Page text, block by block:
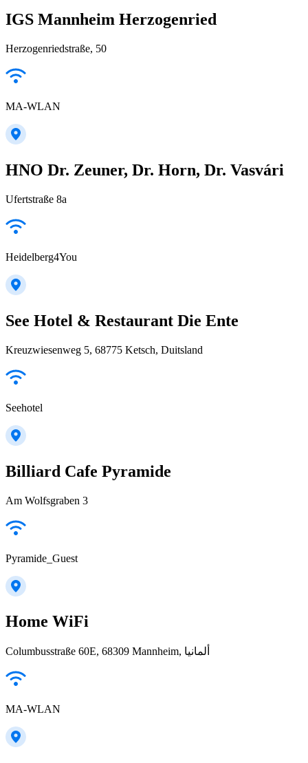
IGS Mannheim Herzogenried
Herzogenriedstraße, 50
MA-WLAN
HNO Dr. Zeuner, Dr. Horn, Dr. Vasvári
Ufertstraße 8a
Heidelberg4You
See Hotel & Restaurant Die Ente
Kreuzwiesenweg 5, 68775 Ketsch, Duitsland
Seehotel
Billiard Cafe Pyramide
Am Wolfsgraben 3
Pyramide_Guest
Home WiFi
Columbusstraße 60E, 68309 Mannheim, ألمانيا
MA-WLAN